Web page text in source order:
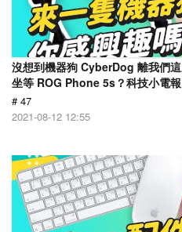
沒想到機器狗 CyberDog 離我們
坐等 ROG Phone 5s？科技小電
# 47
2021-08-12 12:55